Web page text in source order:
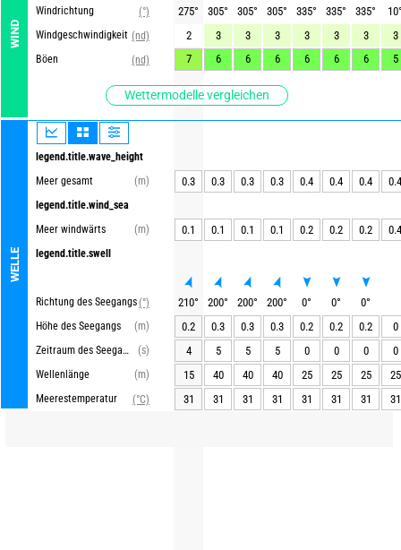
WIND
Windrichtung
(°)
Windgeschwindigkeit (nd)
Böen
(nd)
Wettermodelle vergleichen
WELLE
legend.title.wave_height
Meer gesamt
(m)
legend.title.wind_sea
Meer windwärts
(m)
legend.title.swell
Richtung des Seegangs(°)
Höhe des Seegangs
(m)
Zeitraum des Seegangs
(s)
Wellenlänge
(m)
Meerestemperatur
(°C)
275° 305° 305° 305° 335° 335° 335° 10
2
3 3 3 3 3 3
3
7
6 6 6 6 6 6 5
0.3 0.3 0.3 0.3 0.4 0.4 0.4 0.4
0.1 0.1 0.1 0.1 0.2 0.2 0.2 0.4
210° 200° 200° 200° 0° 0° 0°
0.2
0.3 0.3 0.3 0.2 0.2 0.2
0
4
5 5 5 0 0 0
0
15
40 40 40 25 25 25
25
31
31 31 31 31 31 31 31